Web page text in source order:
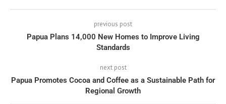
previous post
Papua Plans 14,000 New Homes to Improve Living
Standards
next post
Papua Promotes Cocoa and Coffee as a Sustainable Path for
Regional Growth